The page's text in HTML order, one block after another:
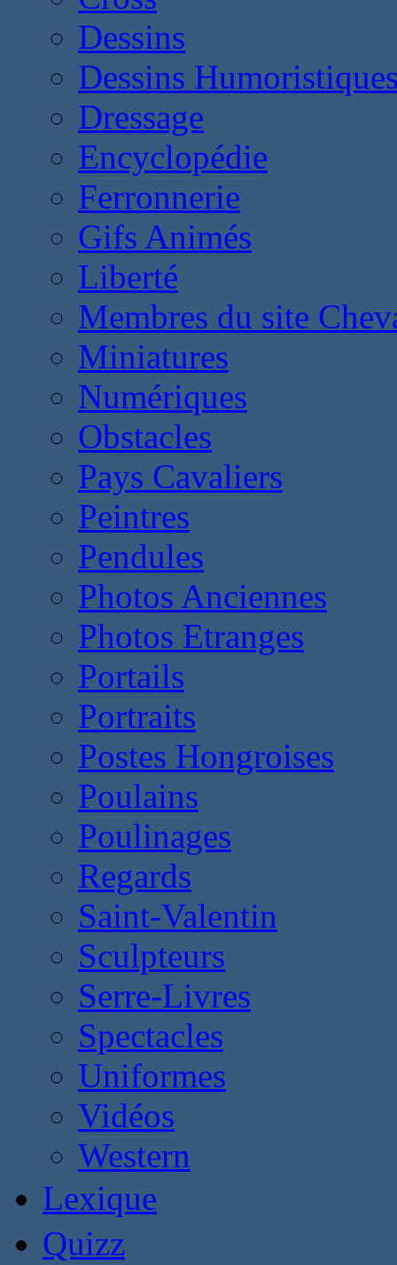
Dessins
Dessins
Dressage
Encyclopédie
Ferronnerie
Gifs Animés
Liberté
Membres du site
Miniatures
Numériques
Obstacles
Pays Cavaliers
Peintres
Pendules
Photos Anciennes
Photos Etranges
Portails
Portraits
Postes Hongroises
Poulains
Poulinages
Regards
Saint-Valentin
Sculpteurs
Serre-Livres
Spectacles
Uniformes
Vidéos
Western
Lexique
Quizz